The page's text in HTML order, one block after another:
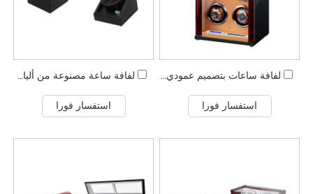
لفافة ساعات بتصميم عمودي مخصص مكونة من 6 فتحات
استفسار فورا
لفافة ساعة مصنوعة من ألياف الكربون والجلد
استفسار فورا